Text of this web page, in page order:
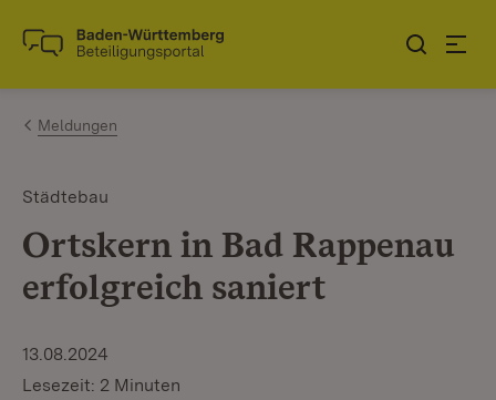
Zum Inhalt springen
Link zur Startseite
Meldungen
Städtebau
Ortskern in Bad Rappenau
erfolgreich saniert
13.08.2024
Lesezeit: 2 Minuten